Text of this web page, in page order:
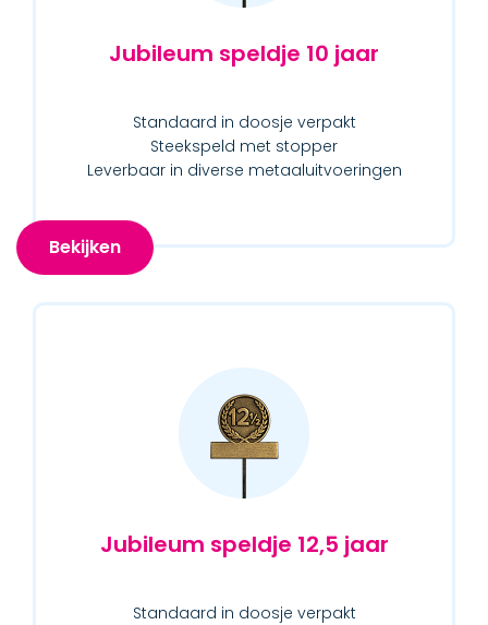
Jubileum speldje 10 jaar
Standaard in doosje verpakt
Steekspeld met stopper
Leverbaar in diverse metaaluitvoeringen
Bekijken
Jubileum speldje 12,5 jaar
Standaard in doosje verpakt